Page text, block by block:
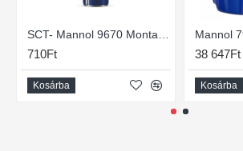
710Ft
Kosárba
38 647Ft
Kosárba